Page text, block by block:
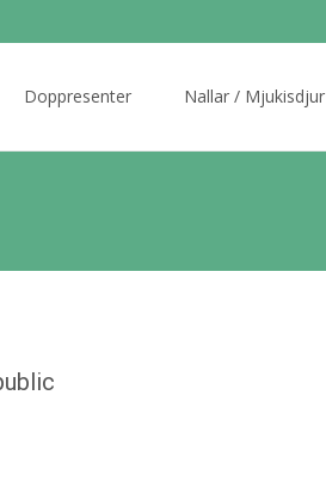
Doppresenter Nallar / Mjukisdjur